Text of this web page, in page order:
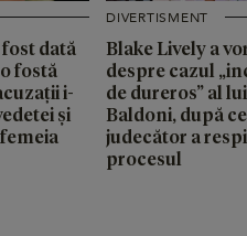
dată
fostă
i-
și
DIVERTISMENT
Blake Lively a
despre cazul
de dureros” al
Baldoni, după
judecător a
procesul